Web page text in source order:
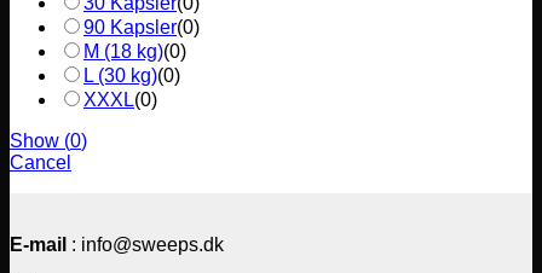
90 Kapsler(0)
M (18 kg)(0)
L (30 kg)(0)
XXXL(0)
Show (0)
Cancel
E-mail : info@sweeps.dk